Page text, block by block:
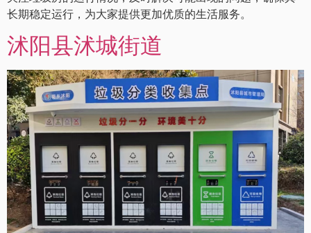
长期稳定运行，为大家提供更加优质的生活服务。
沭阳县沭城街道